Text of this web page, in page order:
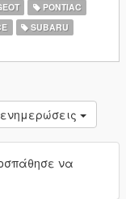
PONTIAC
SUBARU
να